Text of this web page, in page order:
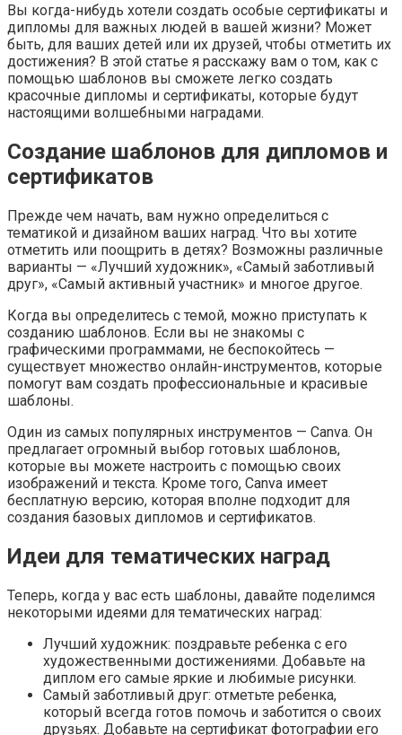
Вы когда-нибудь хотели создать особые сертификаты и
дипломы для важных людей в вашей жизни? Может
быть, для ваших детей или их друзей, чтобы отметить их
достижения? В этой статье я расскажу вам о том, как с
помощью шаблонов вы сможете легко создать
красочные дипломы и сертификаты, которые будут
настоящими волшебными наградами.
Создание шаблонов для дипломов и
сертификатов
Прежде чем начать, вам нужно определиться с
тематикой и дизайном ваших наград. Что вы хотите
отметить или поощрить в детях? Возможны различные
варианты — «Лучший художник», «Самый заботливый
друг», «Самый активный участник» и многое другое.
Когда вы определитесь с темой, можно приступать к
созданию шаблонов. Если вы не знакомы с
графическими программами, не беспокойтесь —
существует множество онлайн-инструментов, которые
помогут вам создать профессиональные и красивые
шаблоны.
Один из самых популярных инструментов — Canva. Он
предлагает огромный выбор готовых шаблонов,
которые вы можете настроить с помощью своих
изображений и текста. Кроме того, Canva имеет
бесплатную версию, которая вполне подходит для
создания базовых дипломов и сертификатов.
Идеи для тематических наград
Теперь, когда у вас есть шаблоны, давайте поделимся
некоторыми идеями для тематических наград:
Лучший художник: поздравьте ребенка с его
художественными достижениями. Добавьте на
диплом его самые яркие и любимые рисунки.
Самый заботливый друг: отметьте ребенка,
который всегда готов помочь и заботится о своих
друзьях. Добавьте на сертификат фотографии его